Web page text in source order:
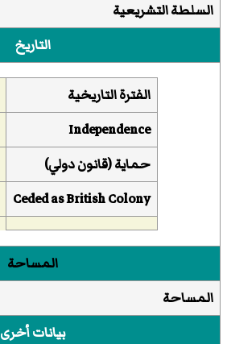
السلطة التشريعية
التاريخ
الفترة التاريخية
Independence
حماية (قانون دولي)
Ceded as BritishColony
المساحة
المساحة
بيانات أخرى